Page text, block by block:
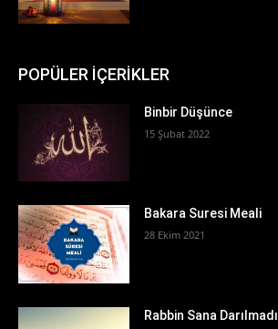
POPÜLER İÇERİKLER
Binbir Düşünce
15 Şubat 2022
Bakara Suresi Meali
28 Ekim 2021
Rabbin Sana Darılmadı